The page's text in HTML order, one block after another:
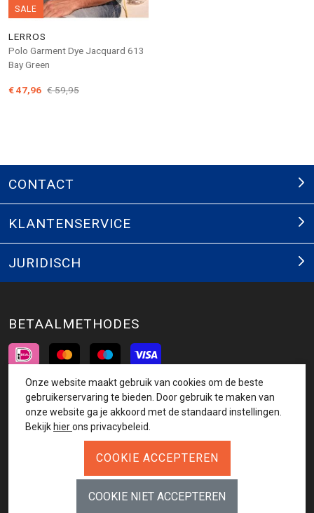
SALE
LERROS
Polo Garment Dye Jacquard 613
Bay Green
€ 47,96 € 59,95
CONTACT
KLANTENSERVICE
JURIDISCH
BETAALMETHODES
INSCHRIJVEN NIEUWSBRIEF
Onze website maakt gebruik van cookies om de beste
gebruikerservaring te bieden. Door gebruik te maken van
onze website ga je akkoord met de standaard instellingen.
Bekijk hierons privacybeleid.